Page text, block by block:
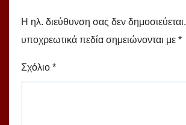
Η ηλ. διεύθυνση σας δεν δημοσιεύεται.
υποχρεωτικά πεδία σημειώνονται με *
Σχόλιο *